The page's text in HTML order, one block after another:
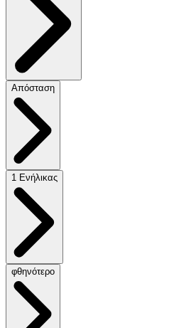
Απόσταση
1 Ενήλικας
φθηνότερο